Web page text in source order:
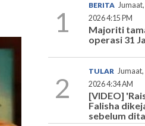
1
BERITA
2026 4:15 PM
Majoriti
operasi 31
2
TULAR
2026 4:34 AM
[VIDEO]
Falisha
sebelum